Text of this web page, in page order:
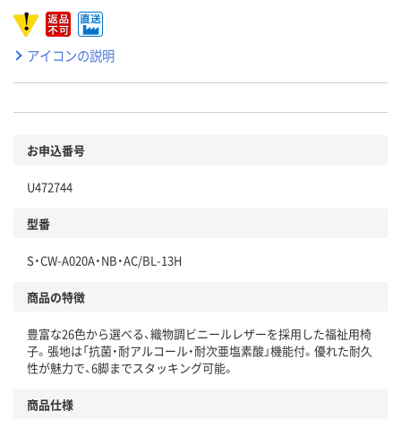
アイコンの説明
お申込番号
U472744
型番
S・CW-A020A・NB・AC/BL-13H
商品の特徴
豊富な26色から選べる、織物調ビニールレザーを採用した福祉用椅
子。張地は「抗菌・耐アルコール・耐次亜塩素酸」機能付。優れた耐久
性が魅力で、6脚までスタッキング可能。
商品仕様